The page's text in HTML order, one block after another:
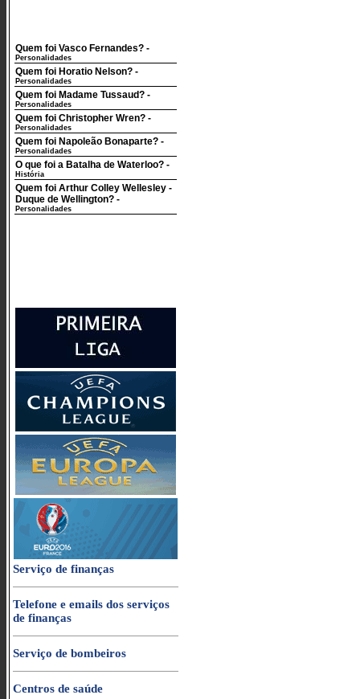
Quem foi Vasco Fernandes? -
Personalidades
Quem foi Horatio Nelson? -
Personalidades
Quem foi Madame Tussaud? -
Personalidades
Quem foi Christopher Wren? -
Personalidades
Quem foi Napoleão Bonaparte? -
Personalidades
O que foi a Batalha de Waterloo? -
História
Quem foi Arthur Colley Wellesley -
Duque de Wellington? -
Personalidades
Serviço de finanças
Telefone e emails dos serviços
de finanças
Serviço de bombeiros
Centros de saúde